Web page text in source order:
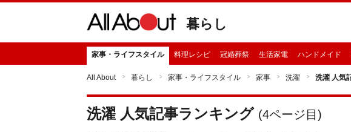
暮らし
家事・ライフスタイル 料理レシピ 冠婚葬祭 生活家電 ハンドメイド
All About 暮らし 家事・ライフスタイル 家事 洗濯 洗濯 人気
洗濯 人気記事ランキング (4ページ目)